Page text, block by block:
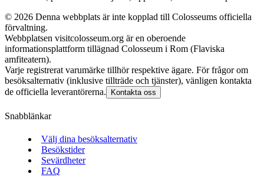
© 2026 Denna webbplats är inte kopplad till Colosseums officiella
förvaltning.
Webbplatsen visitcolosseum.org är en oberoende
informationsplattform tillägnad Colosseum i Rom (Flaviska
amfiteatern).
Varje registrerat varumärke tillhör respektive ägare. För frågor om
besöksalternativ (inklusive tillträde och tjänster), vänligen kontakta
de officiella leverantörerna.
Kontakta oss
Snabblänkar
Välj dina besöksalternativ
Besökstider
Sevärdheter
FAQ